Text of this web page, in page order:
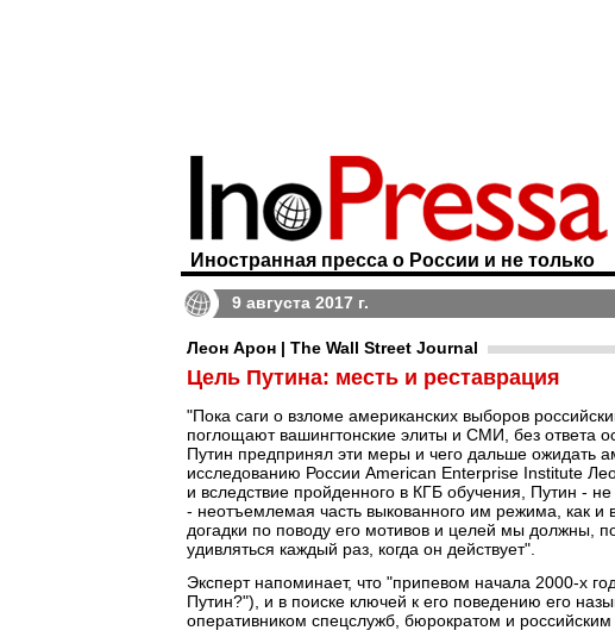
Иностранная пресса о России и не только
9 августа 2017 г.
Леон Арон | The Wall Street Journal
Цель Путина: месть и реставрация
"Пока саги о взломе американских выборов
поглощают вашингтонские элиты и СМИ, без ответа
Путин предпринял эти меры и чего дальше ожидать
исследованию России American Enterprise Institute
и вследствие пройденного в КГБ обучения, Путин - не
- неотъемлемая часть выкованного им режима, как и
догадки по поводу его мотивов и целей мы должны,
удивляться каждый раз, когда он действует".
Эксперт напоминает, что "припевом начала 2000-х
Путин?"), и в поиске ключей к его поведению его
оперативником спецслужб, бюрократом и российским